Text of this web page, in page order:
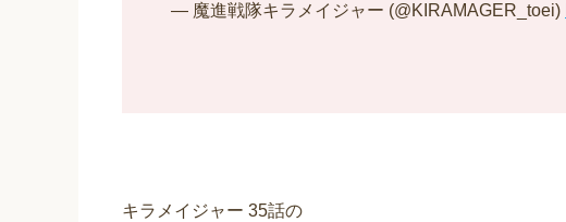
— 魔進戦隊キラメイジャー (@KIRAMAGER_toei)
キラメイジャー 35話の